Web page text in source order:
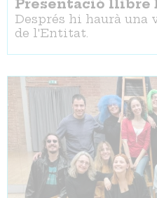
Presentació llibre
Després hi haurà
de l'Entitat.